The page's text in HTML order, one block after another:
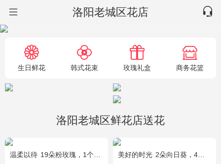
洛阳老城区花店
生日鲜花 韩式花束 玫瑰礼盒 商务花篮
洛阳老城区鲜花店送花
温柔以待 19朵粉玫瑰，1个粉色绣球，1枝多头白百合，桔梗、满天星、绿叶搭配 美好的时光 2朵向日葵，4朵香槟玫瑰，2朵碎冰蓝玫瑰，桔梗、配花、配草搭配